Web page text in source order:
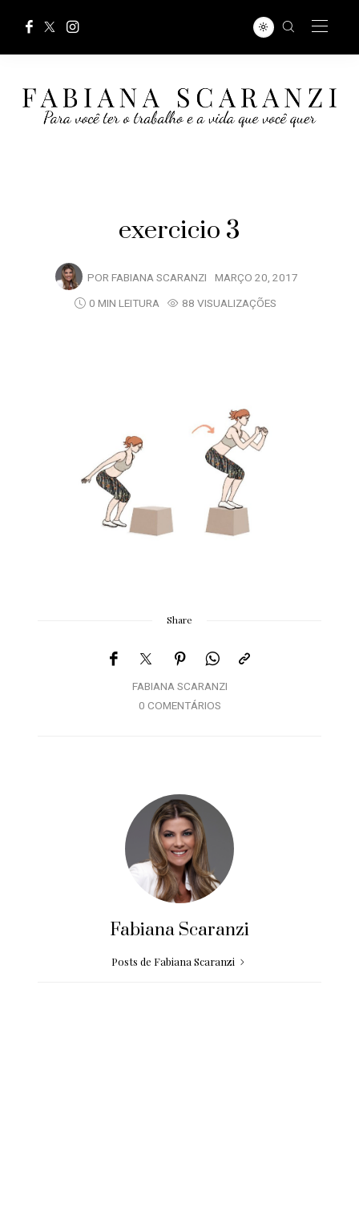
exercicio 3
POR FABIANA SCARANZI MARÇO 20, 2017
0 MIN LEITURA
88 VISUALIZAÇÕES
Share
FABIANA SCARANZI
0 COMENTÁRIOS
Fabiana Scaranzi
Posts de Fabiana Scaranzi